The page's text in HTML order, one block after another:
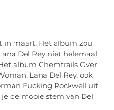
in maart. Het album zou
Del Rey niet helemaal
album Chemtrails Over
Lana Del Rey, ook
Fucking Rockwell uit
de mooie stem van Del